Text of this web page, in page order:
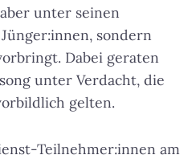
unter seinen
sondern
Dabei geraten
unter Verdacht, die
gelten.
Teilnehmer:innen am